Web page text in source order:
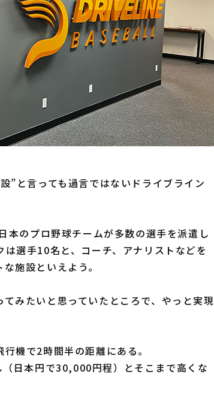
”と言っても過言ではないドライブライン
のプロ野球チームが多数の選手を派遣し
選手10名と、コーチ、アナリストなどを
施設といえよう。
みたいと思っていたところで、やっと実現
機で2時間半の距離にある。
日本円で30,000円程）とそこまで高くな